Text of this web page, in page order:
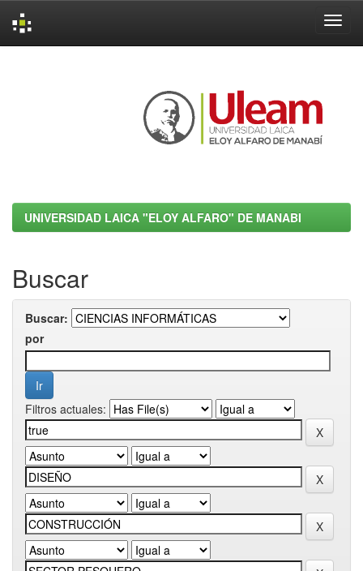
UNIVERSIDAD LAICA "ELOY ALFARO" DE MANABI
Buscar
Buscar:
por
Filtros actuales: